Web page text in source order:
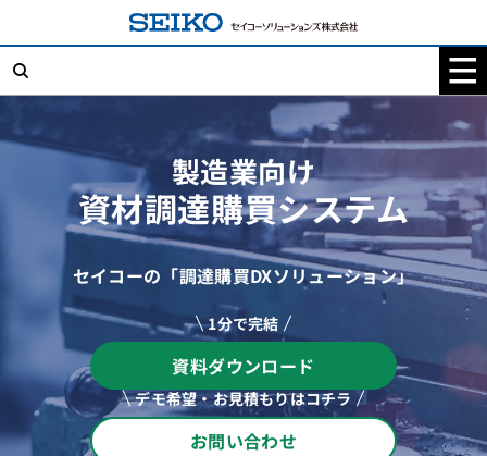
テ
キ
索:
製造業向け
資材調達購買システム
セイコーの「調達購買DXソリューション」
1分で完結
資料ダウンロード
デモ希望・お見積もりはコチラ
お問い合わせ